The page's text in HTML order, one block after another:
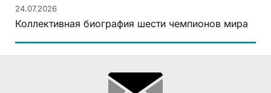
24.07.2026
Коллективная биография шести чемпионов мира